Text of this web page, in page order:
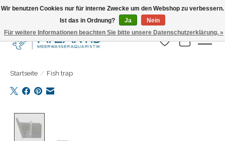
Täglicher Versand. Bestelle bis 15.00 Uhr
Wunschzettel
Ihr
Startseite / Fish trap
Wir benutzen Cookies nur für interne Zwecke um den Webshop zu verbessern.
Ist das in Ordnung?
Ja
Nein
Für weitere Informationen beachten Sie bitte unsere Datenschutzerklärung. »